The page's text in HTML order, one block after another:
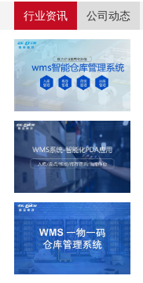
行业资讯 公司动态